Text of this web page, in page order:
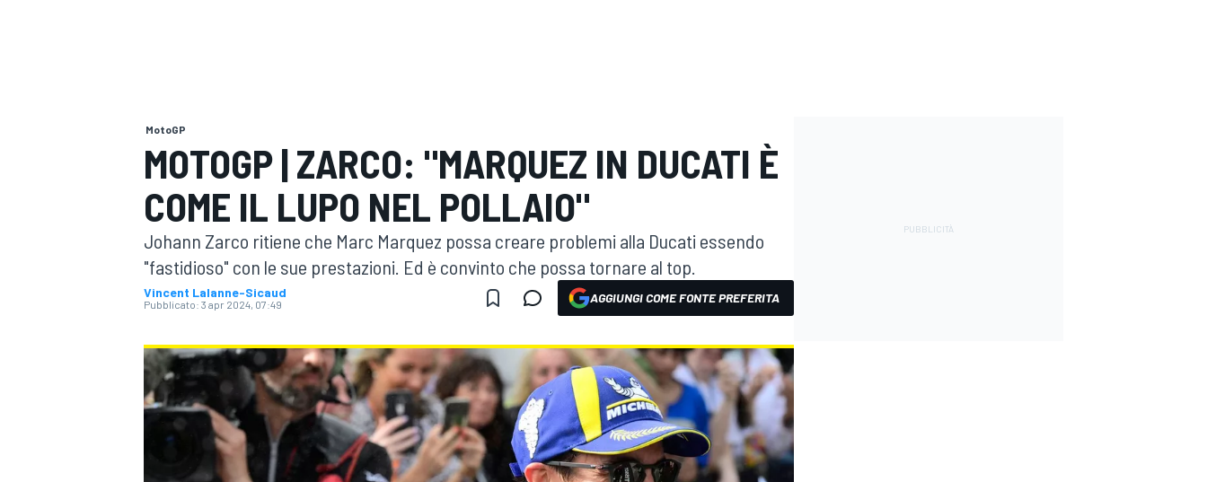
WRC
MotoGP
MOTOGP | ZARCO: "MARQUEZ IN DUCATI È
COME IL LUPO NEL POLLAIO"
Johann Zarco ritiene che Marc Marquez possa creare problemi alla Ducati essendo
"fastidioso" con le sue prestazioni. Ed è convinto che possa tornare al top.
Vincent Lalanne-Sicaud
Pubblicato: 3 apr 2024, 07:49 AGGIUNGI COME FONTE PREFERITA